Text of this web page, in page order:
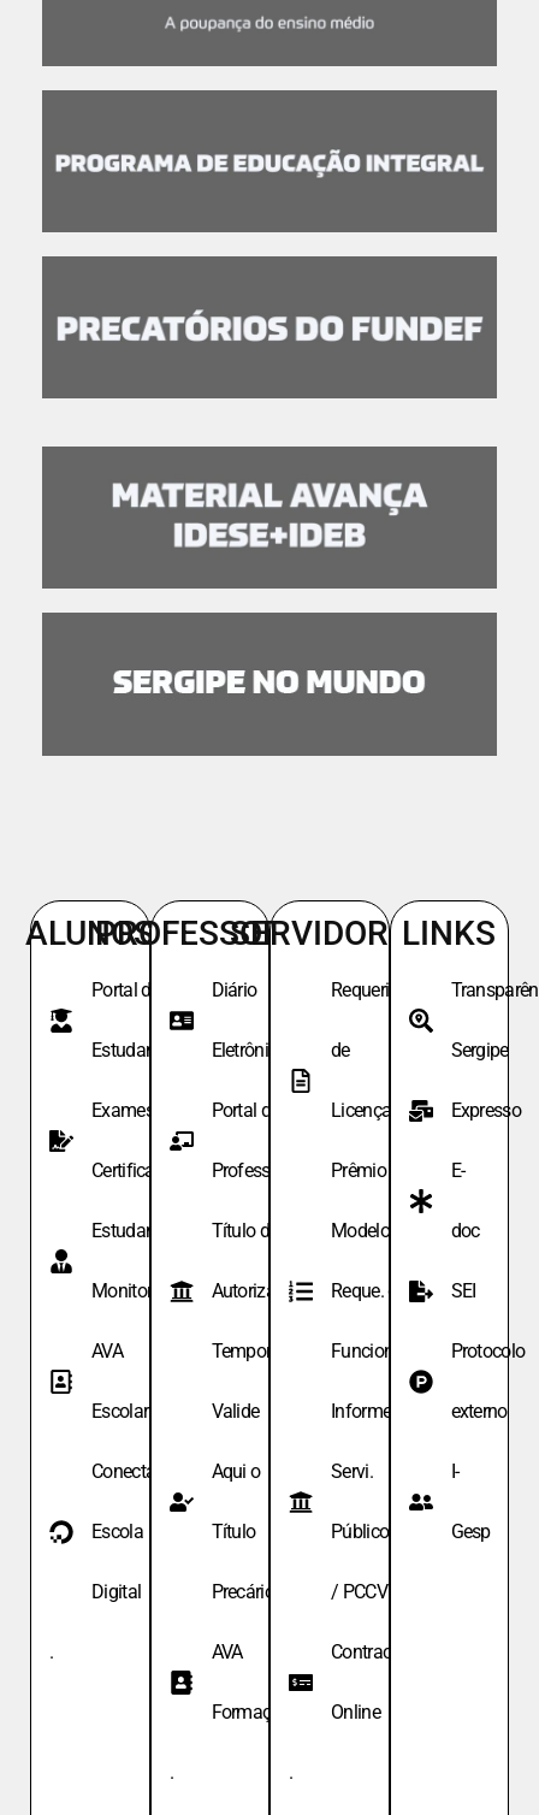
ALUNOS
Portal do
Estudante
Exames de
Certificação
Estudante
Monitor
AVA
Escolar
Conecta
Escola
Digital
.
PROFESSORES
Diário
Eletrônico
Portal do
Professor
Título de
Autoriza.
Temporária
Valide
Aqui o
Título
Precário
AVA
Formação
.
SERVIDORES
Requeri.
de
Licença
Prêmio
Modelo de
Reque. de
Funcionário
Informe
Servi.
Públicos
/ PCCV
Contracheque
Online
.
LINKS
Sergipe
Expresso
E-
doc
SEI
Protocolo
externo
I-
Gesp